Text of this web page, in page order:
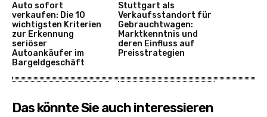
Auto sofort
verkaufen: Die 10
wichtigsten Kriterien
zur Erkennung
seriöser
Autoankäufer im
Bargeldgeschäft
Stuttgart als
Verkaufsstandort für
Gebrauchtwagen:
Marktkenntnis und
deren Einfluss auf
Preisstrategien
Das könnte Sie auch interessieren